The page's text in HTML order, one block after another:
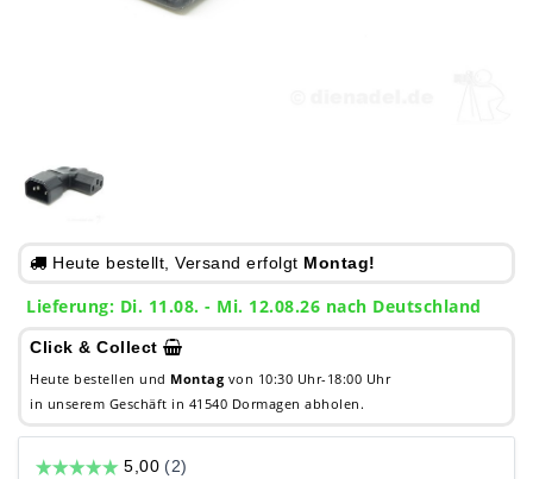
Heute bestellt, Versand erfolgt Montag!
Lieferung: Di. 11.08. - Mi. 12.08.26 nach Deutschland
Click & Collect
Heute bestellen und Montag von 10:30 Uhr-18:00 Uhr
in unserem Geschäft in 41540 Dormagen abholen.